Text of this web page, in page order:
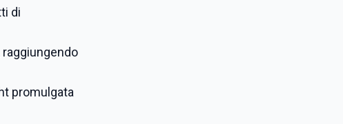
di
promulgata